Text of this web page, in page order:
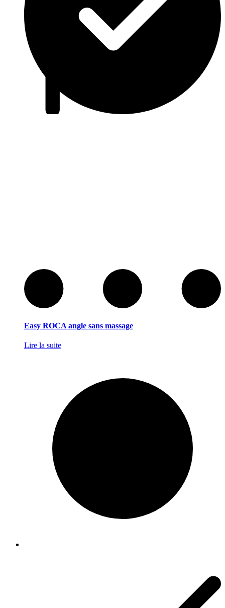
Easy ROCA angle sans massage
Lire la suite